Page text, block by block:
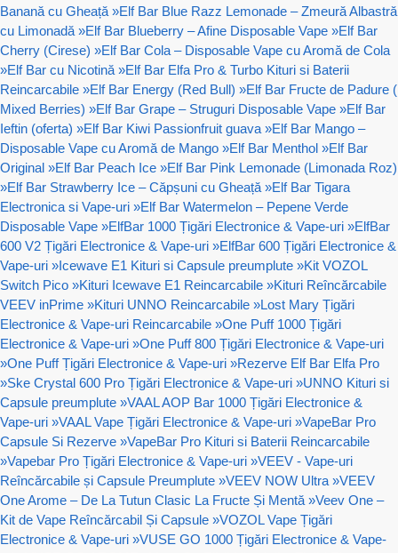
Banană cu Gheață »Elf Bar Blue Razz Lemonade – Zmeură Albastră
cu Limonadă »Elf Bar Blueberry – Afine Disposable Vape »Elf Bar
Cherry (Cirese) »Elf Bar Cola – Disposable Vape cu Aromă de Cola
»Elf Bar cu Nicotină »Elf Bar Elfa Pro & Turbo Kituri si Baterii
Reincarcabile »Elf Bar Energy (Red Bull) »Elf Bar Fructe de Padure (
Mixed Berries) »Elf Bar Grape – Struguri Disposable Vape »Elf Bar
Ieftin (oferta) »Elf Bar Kiwi Passionfruit guava »Elf Bar Mango –
Disposable Vape cu Aromă de Mango »Elf Bar Menthol »Elf Bar
Original »Elf Bar Peach Ice »Elf Bar Pink Lemonade (Limonada Roz)
»Elf Bar Strawberry Ice – Căpșuni cu Gheață »Elf Bar Tigara
Electronica si Vape-uri »Elf Bar Watermelon – Pepene Verde
Disposable Vape »ElfBar 1000 Țigări Electronice & Vape-uri »ElfBar
600 V2 Țigări Electronice & Vape-uri »ElfBar 600 Țigări Electronice &
Vape-uri »Icewave E1 Kituri si Capsule preumplute »Kit VOZOL
Switch Pico »Kituri Icewave E1 Reincarcabile »Kituri Reîncărcabile
VEEV inPrime »Kituri UNNO Reincarcabile »Lost Mary Țigări
Electronice & Vape-uri Reincarcabile »One Puff 1000 Țigări
Electronice & Vape-uri »One Puff 800 Țigări Electronice & Vape-uri
»One Puff Țigări Electronice & Vape-uri »Rezerve Elf Bar Elfa Pro
»Ske Crystal 600 Pro Țigări Electronice & Vape-uri »UNNO Kituri si
Capsule preumplute »VAAL AOP Bar 1000 Țigări Electronice &
Vape-uri »VAAL Vape Țigări Electronice & Vape-uri »VapeBar Pro
Capsule Si Rezerve »VapeBar Pro Kituri si Baterii Reincarcabile
»Vapebar Pro Țigări Electronice & Vape-uri »VEEV - Vape-uri
Reîncărcabile și Capsule Preumplute »VEEV NOW Ultra »VEEV
One Arome – De La Tutun Clasic La Fructe Și Mentă »Veev One –
Kit de Vape Reîncărcabil Și Capsule »VOZOL Vape Țigări
Electronice & Vape-uri »VUSE GO 1000 Țigări Electronice & Vape-